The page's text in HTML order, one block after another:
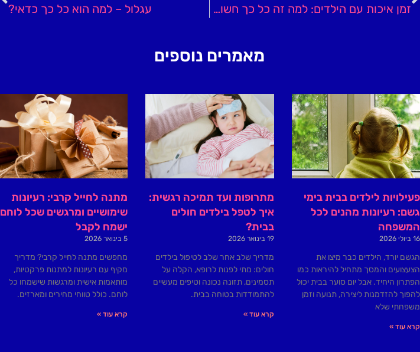
זמן איכות עם הילדים: למה זה כל כך חשוב מגיל קטן? עגלול – למה הוא כל כך כדאי?
מאמרים נוספים
פעילויות לילדים בבית בימי
גשם: רעיונות מהנים לכל
המשפחה
16 ביולי 2026
הגשם יורד, הילדים כבר מיצו את
הצעצועים והמסך מתחיל להיראות כמו
הפתרון היחיד. אבל יום סוער בבית יכול
להפוך להזדמנות ליצירה, תנועה וזמן
משפחתי שלא
קרא עוד »
מתרופות ועד תמיכה רגשית:
איך לטפל בילדים חולים
בבית?
19 בינואר 2026
מדריך שלב אחר שלב לטיפול בילדים
חולים: מתי לפנות לרופא, הקלה על
תסמינים, תזונה נכונה וטיפים מעשיים
להתמודדות בטוחה בבית.
קרא עוד »
מתנה לחייל קרבי: רעיונות
שימושיים ומרגשים שכל לוחם
ישמח לקבל
5 בינואר 2026
מחפשים מתנה לחייל קרבי? מדריך
מקיף עם רעיונות למתנות פרקטיות,
מותאמות אישית ומרגשות שישמחו כל
לוחם. כולל טווחי מחירים ומארזים.
קרא עוד »